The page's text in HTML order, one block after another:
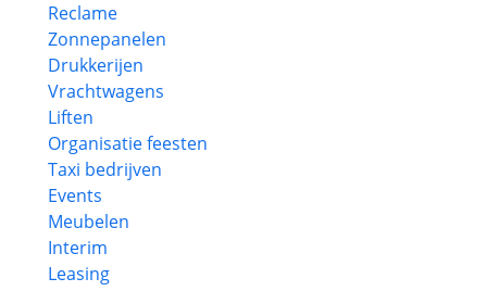
Reclame
Zonnepanelen
Drukkerijen
Vrachtwagens
Liften
Organisatie feesten
Taxi bedrijven
Events
Meubelen
Interim
Leasing